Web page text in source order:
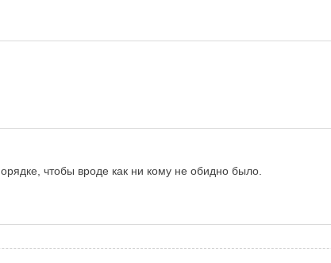
чтобы вроде как ни кому не обидно было.